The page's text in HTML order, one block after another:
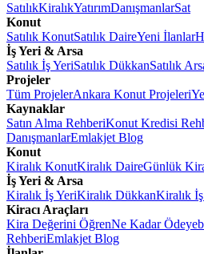
SatılıkKiralıkYatırımDanışmanlarSat
Konut
Satılık KonutSatılık DaireYeni İlanlar
İş Yeri & Arsa
Satılık İş YeriSatılık DükkanSatılık
Projeler
Tüm ProjelerAnkara Konut Projeleri
Kaynaklar
Satın Alma RehberiKonut Kredisi
DanışmanlarEmlakjet Blog
Konut
Kiralık KonutKiralık DaireGünlük
İş Yeri & Arsa
Kiralık İş YeriKiralık DükkanKiralık İş
Kiracı Araçları
Kira Değerini ÖğrenNe Kadar
RehberiEmlakjet Blog